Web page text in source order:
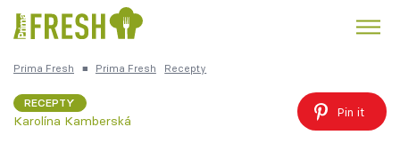
Česká kuchyně
Prima Fresh ■ Prima Fresh Recepty
RECEPTY
Karolína Kamberská
Pin it